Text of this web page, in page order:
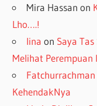
Mira Hassan on
Lho….!
lina on Saya
Melihat Perempuan
Fatchurrachman
KehendakNya